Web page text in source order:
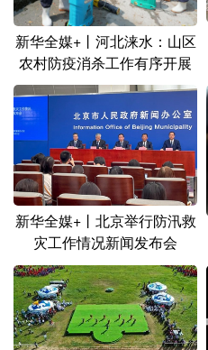
新华全媒+丨河北涞水：山区
农村防疫消杀工作有序开展
新华全媒+丨北京举行防汛救
灾工作情况新闻发布会